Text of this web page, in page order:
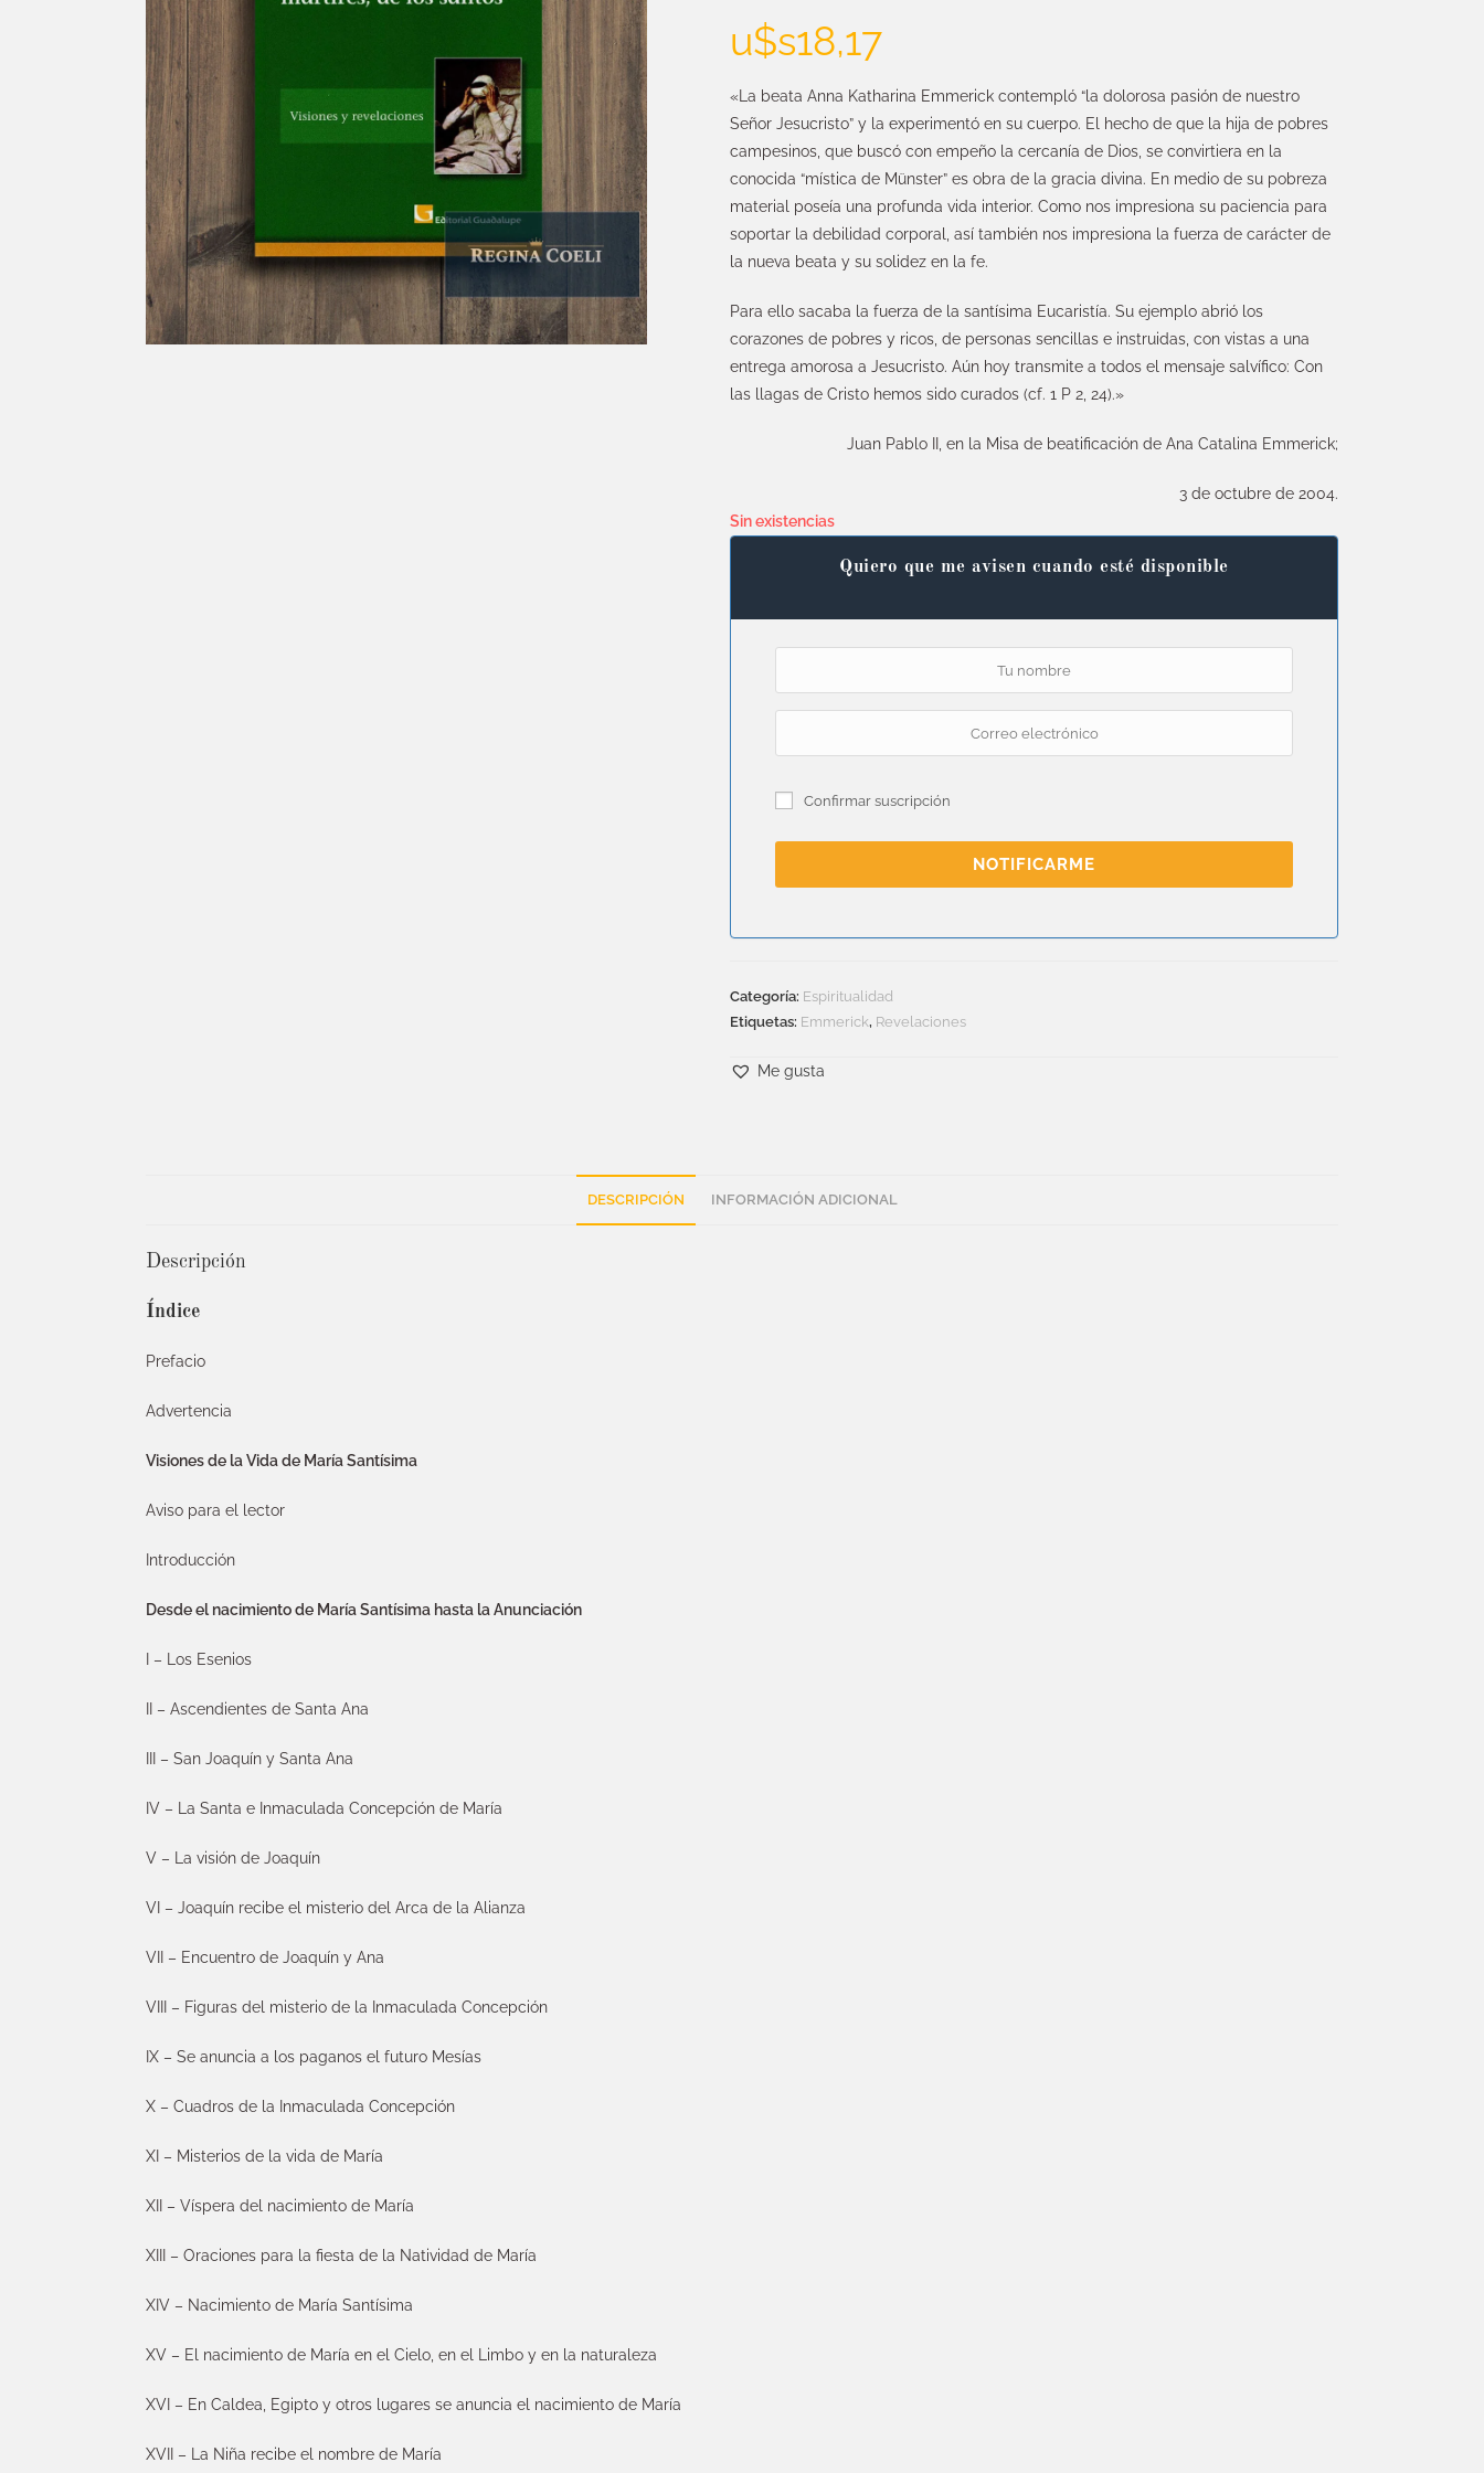
u$s18,17
«La beata Anna Katharina Emmerick contempló “la dolorosa pasión de nuestro
Señor Jesucristo” y la experimentó en su cuerpo. El hecho de que la hija de pobres
campesinos, que buscó con empeño la cercanía de Dios, se convirtiera en la
conocida “mística de Münster” es obra de la gracia divina. En medio de su pobreza
material poseía una profunda vida interior. Como nos impresiona su paciencia para
soportar la debilidad corporal, así también nos impresiona la fuerza de carácter de
la nueva beata y su solidez en la fe.
Para ello sacaba la fuerza de la santísima Eucaristía. Su ejemplo abrió los
corazones de pobres y ricos, de personas sencillas e instruidas, con vistas a una
entrega amorosa a Jesucristo. Aún hoy transmite a todos el mensaje salvífico: Con
las llagas de Cristo hemos sido curados (cf. 1 P 2, 24).»
Juan Pablo II, en la Misa de beatificación de Ana Catalina Emmerick;
3 de octubre de 2004.
Sin existencias
Quiero que me avisen cuando esté disponible
Confirmar suscripción
NOTIFICARME
Categoría: Espiritualidad
Etiquetas: Emmerick, Revelaciones
Me gusta
DESCRIPCIÓN INFORMACIÓN ADICIONAL
Descripción
Índice
Prefacio
Advertencia
Visiones de la Vida de María Santísima
Aviso para el lector
Introducción
Desde el nacimiento de María Santísima hasta la Anunciación
I – Los Esenios
II – Ascendientes de Santa Ana
III – San Joaquín y Santa Ana
IV – La Santa e Inmaculada Concepción de María
V – La visión de Joaquín
VI – Joaquín recibe el misterio del Arca de la Alianza
VII – Encuentro de Joaquín y Ana
VIII – Figuras del misterio de la Inmaculada Concepción
IX – Se anuncia a los paganos el futuro Mesías
X – Cuadros de la Inmaculada Concepción
XI – Misterios de la vida de María
XII – Víspera del nacimiento de María
XIII – Oraciones para la fiesta de la Natividad de María
XIV – Nacimiento de María Santísima
XV – El nacimiento de María en el Cielo, en el Limbo y en la naturaleza
XVI – En Caldea, Egipto y otros lugares se anuncia el nacimiento de María
XVII – La Niña recibe el nombre de María